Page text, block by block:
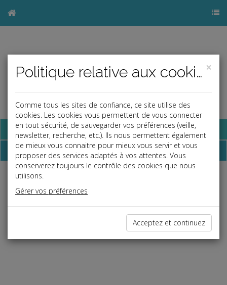
Base documentaire
Dossiers
Espace réservé
×
Politique relative aux cookies
Comme tous les sites de confiance, ce site utilise des
cookies. Les cookies vous permettent de vous connecter
en tout sécurité, de sauvegarder vos préférences (veille,
newsletter, recherche, etc.). Ils nous permettent également
de mieux vous connaitre pour mieux vous servir et vous
proposer des services adaptés à vos attentes. Vous
conserverez toujours le contrôle des cookies que nous
utilisons.
Gérer vos préférences
Acceptez et continuez